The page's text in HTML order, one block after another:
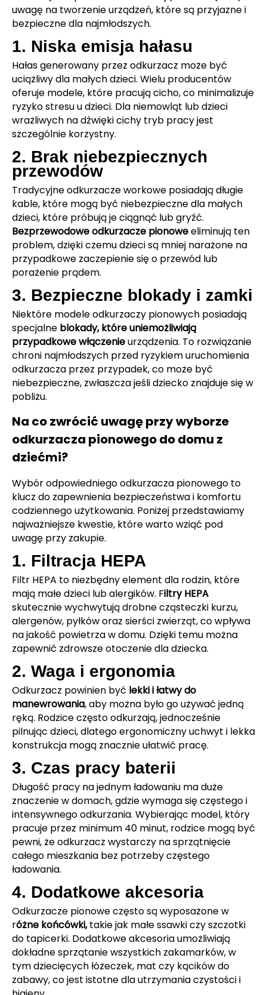
uwagę na tworzenie urządzeń, które są przyjazne i
bezpieczne dla najmłodszych.
1. Niska emisja hałasu
Hałas generowany przez odkurzacz może być
uciążliwy dla małych dzieci. Wielu producentów
oferuje modele, które pracują cicho, co minimalizuje
ryzyko stresu u dzieci. Dla niemowląt lub dzieci
wrażliwych na dźwięki cichy tryb pracy jest
szczególnie korzystny.
2. Brak niebezpiecznych
przewodów
Tradycyjne odkurzacze workowe posiadają długie
kable, które mogą być niebezpieczne dla małych
dzieci, które próbują je ciągnąć lub gryźć.
Bezprzewodowe odkurzacze pionoweeliminują ten
problem, dzięki czemu dzieci są mniej narażone na
przypadkowe zaczepienie się o przewód lub
porażenie prądem.
3. Bezpieczne blokady i zamki
Niektóre modele odkurzaczy pionowych posiadają
specjalne blokady, które uniemożliwiają
przypadkowe włączenieurządzenia. To rozwiązanie
chroni najmłodszych przed ryzykiem uruchomienia
odkurzacza przez przypadek, co może być
niebezpieczne, zwłaszcza jeśli dziecko znajduje się w
pobliżu.
Na co zwrócić uwagę przy wyborze
odkurzacza pionowego do domu z
dziećmi?
Wybór odpowiedniego odkurzacza pionowego to
klucz do zapewnienia bezpieczeństwa i komfortu
codziennego użytkowania. Poniżej przedstawiamy
najważniejsze kwestie, które warto wziąć pod
uwagę przy zakupie.
1. Filtracja HEPA
Filtr HEPA to niezbędny element dla rodzin, które
mają małe dzieci lub alergików. Filtry HEPA
skutecznie wychwytują drobne cząsteczki kurzu,
alergenów, pyłków oraz sierści zwierząt, co wpływa
na jakość powietrza w domu. Dzięki temu można
zapewnić zdrowsze otoczenie dla dziecka.
2. Waga i ergonomia
Odkurzacz powinien być lekki i łatwy do
manewrowania, aby można było go używać jedną
ręką. Rodzice często odkurzają, jednocześnie
pilnując dzieci, dlatego ergonomiczny uchwyt i lekka
konstrukcja mogą znacznie ułatwić pracę.
3. Czas pracy baterii
Długość pracy na jednym ładowaniu ma duże
znaczenie w domach, gdzie wymaga się częstego i
intensywnego odkurzania. Wybierając model, który
pracuje przez minimum 40 minut, rodzice mogą być
pewni, że odkurzacz wystarczy na sprzątnięcie
całego mieszkania bez potrzeby częstego
ładowania.
4. Dodatkowe akcesoria
Odkurzacze pionowe często są wyposażone w
różne końcówki,takie jak małe ssawki czy szczotki
do tapicerki. Dodatkowe akcesoria umożliwiają
dokładne sprzątanie wszystkich zakamarków, w
tym dziecięcych łóżeczek, mat czy kącików do
zabawy, co jest istotne dla utrzymania czystości i